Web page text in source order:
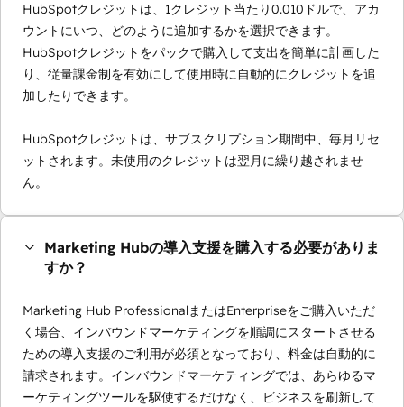
HubSpotクレジットは、1クレジット当たり0.010ドルで、アカ
ウントにいつ、どのように追加するかを選択できます。
HubSpotクレジットをパックで購入して支出を簡単に計画した
り、従量課金制を有効にして使用時に自動的にクレジットを追
加したりできます。
HubSpotクレジットは、サブスクリプション期間中、毎月リセ
ットされます。未使用のクレジットは翌月に繰り越されませ
ん。
Marketing Hubの導入支援を購入する必要がありま
すか？
Marketing Hub ProfessionalまたはEnterpriseをご購入いただ
く場合、インバウンドマーケティングを順調にスタートさせる
ための導入支援のご利用が必須となっており、料金は自動的に
請求されます。インバウンドマーケティングでは、あらゆるマ
ーケティングツールを駆使するだけなく、ビジネスを刷新して